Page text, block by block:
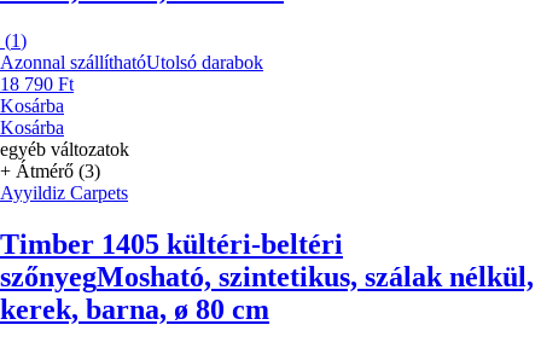
(1)
Azonnal szállíthatóUtolsó darabok
18 790 Ft
Kosárba
Kosárba
egyéb változatok
+ Átmérő (3)
Ayyildiz Carpets
Timber 1405 kültéri-beltéri
szőnyegMosható, szintetikus, szálak nélkül,
kerek, barna, ø 80 cm